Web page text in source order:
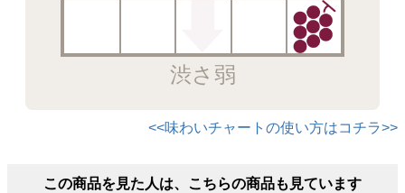
渋さ弱
<<味わいチャートの使い方はコチラ>>
この商品を見た人は、こちらの商品も見ています